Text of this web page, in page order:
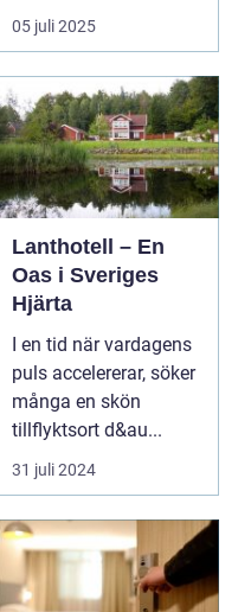
upplevelse som
öppnar up...
05 juli 2025
Lanthotell – En
Oas i Sveriges
Hjärta
I en tid när vardagens
puls accelererar, söker
många en skön
tillflyktsort d&au...
31 juli 2024